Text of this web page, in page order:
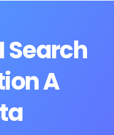
Search
A